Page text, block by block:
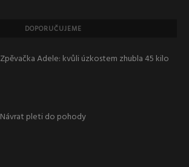
DOPORUČUJEME
Zpěvačka Adele: kvůli úzkostem zhubla 45 kilo
Návrat pleti do pohody